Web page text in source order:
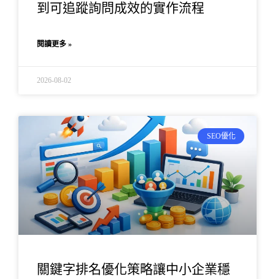
到可追蹤詢問成效的實作流程
閱讀更多 »
2026-08-02
SEO優化
關鍵字排名優化策略讓中小企業穩